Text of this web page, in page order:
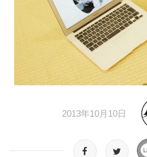
2013年10月10日